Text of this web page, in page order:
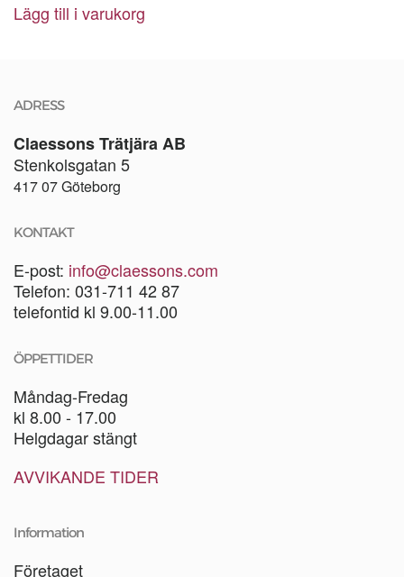
Lägg till i varukorg
ADRESS
Claessons Trätjära AB
Stenkolsgatan 5
417 07 Göteborg
KONTAKT
E-post: info@claessons.com
Telefon: 031-711 42 87
telefontid kl 9.00-11.00
ÖPPETTIDER
Måndag-Fredag
kl 8.00 - 17.00
Helgdagar stängt
AVVIKANDE TIDER
Information
Företaget